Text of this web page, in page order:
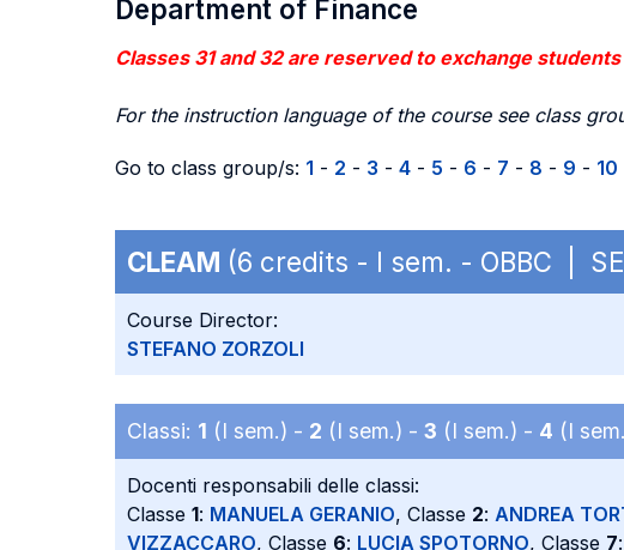
Department of Finance
Classes 31 and 32 are reserved to exchange students
For the instruction language of the course see class
Go to class group/s: 1 - 2 - 3 - 4 - 5 - 6 - 7 - 8 - 9 - 10
CLEAM (6 credits - I sem. - OBBC |
Course Director:
STEFANO ZORZOLI
Classi: 1 (I sem.) - 2 (I sem.) - 3 (I sem.) - 4 (I
Docenti responsabili delle classi:
Classe 1: MANUELA GERANIO, Classe 2: ANDREA
VIZZACCARO, Classe 6: LUCIA SPOTORNO, Classe 7: